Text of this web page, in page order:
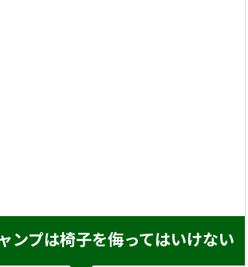
ンプは椅子を侮ってはいけない